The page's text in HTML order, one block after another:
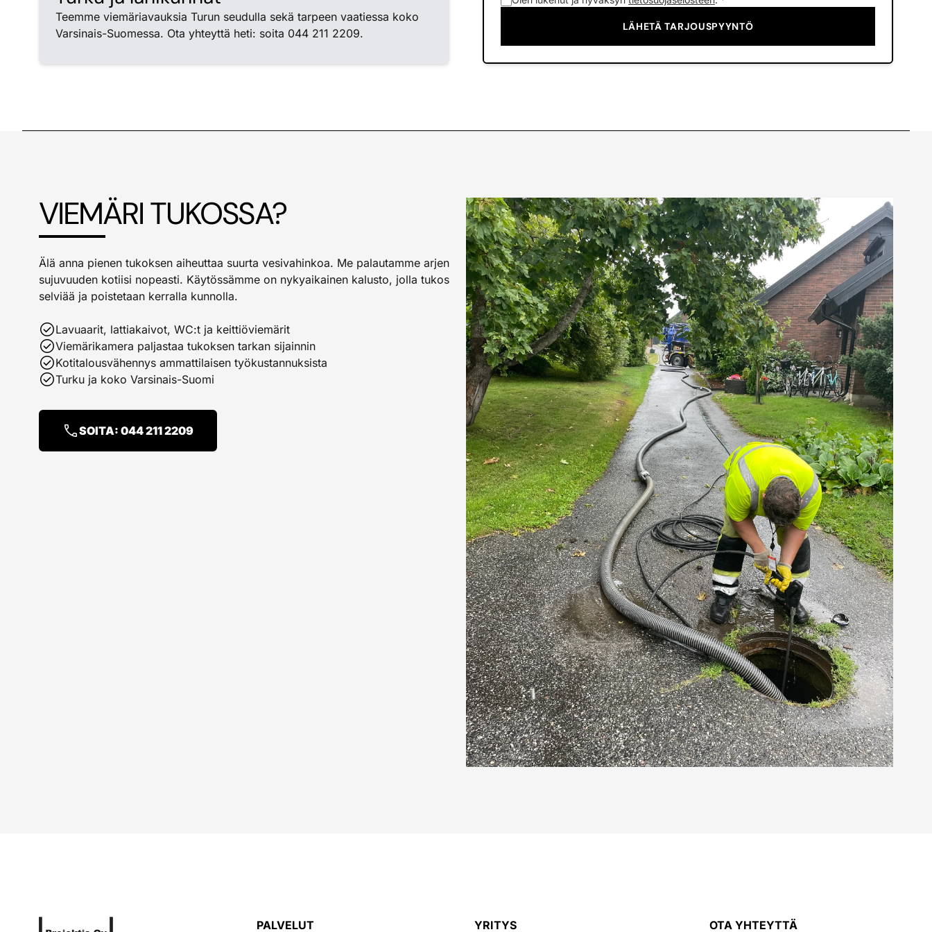
Teemme viemäriavauksia Turun seudulla sekä tarpeen vaatiessa koko
Varsinais-Suomessa. Ota yhteyttä heti: soita 044 211 2209.
LÄHETÄ TARJOUSPYYNTÖ
VIEMÄRI TUKOSSA?
Älä anna pienen tukoksen aiheuttaa suurta vesivahinkoa. Me palautamme arjen
sujuvuuden kotiisi nopeasti. Käytössämme on nykyaikainen kalusto, jolla tukos
selviää ja poistetaan kerralla kunnolla.
check_circleLavuaarit, lattiakaivot, WC:t ja keittiöviemärit
check_circleViemärikamera paljastaa tukoksen tarkan sijainnin
check_circleKotitalousvähennys ammattilaisen työkustannuksista
check_circleTurku ja koko Varsinais-Suomi
phoneSOITA: 044 211 2209
PALVELUT YRITYS OTA YHTEYTTÄ